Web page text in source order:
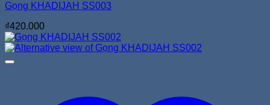
Gọng KHADIJAH SS003
₫420.000